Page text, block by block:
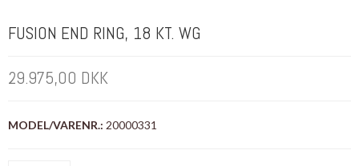
FUSION END RING, 18 KT. WG
29.975,00 DKK
MODEL/VARENR.: 20000331